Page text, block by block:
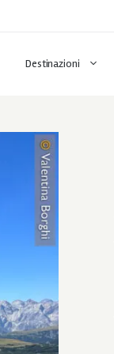
Destinazioni